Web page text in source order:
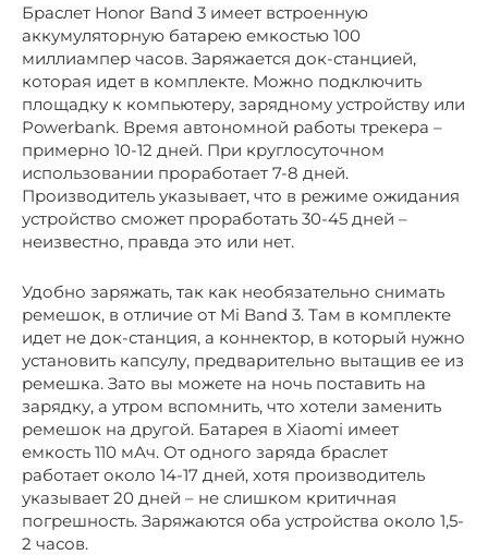
Браслет Honor Band 3 имеет встроенную
аккумуляторную батарею емкостью 100
миллиампер часов. Заряжается док-станцией,
которая идет в комплекте. Можно подключить
площадку к компьютеру, зарядному устройству или
Powerbank. Время автономной работы трекера –
примерно 10-12 дней. При круглосуточном
использовании проработает 7-8 дней.
Производитель указывает, что в режиме ожидания
устройство сможет проработать 30-45 дней –
неизвестно, правда это или нет.
Удобно заряжать, так как необязательно снимать
ремешок, в отличие от Mi Band 3. Там в комплекте
идет не док-станция, а коннектор, в который нужно
установить капсулу, предварительно вытащив ее из
ремешка. Зато вы можете на ночь поставить на
зарядку, а утром вспомнить, что хотели заменить
ремешок на другой. Батарея в Xiaomi имеет
емкость 110 мАч. От одного заряда браслет
работает около 14-17 дней, хотя производитель
указывает 20 дней – не слишком критичная
погрешность. Заряжаются оба устройства около 1,5-
2 часов.